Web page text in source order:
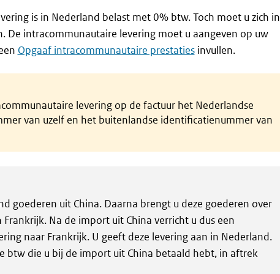
is in Nederland belast met 0% btw. Toch moet u zich in
De intracommunautaire levering moet u aangeven op uw
Opgaaf intracommunautaire prestatiesinvullen.
levering op de factuur het Nederlandse
van uzelf en het buitenlandse identificatienummer van
goederen uit China. Daarna brengt u deze goederen over
Na de import uit China verricht u dus een
naar Frankrijk. U geeft deze levering aan in Nederland.
btw die u bij de import uit China betaald hebt, in aftrek